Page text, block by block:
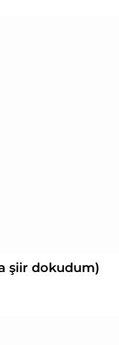
şiir dokudum)